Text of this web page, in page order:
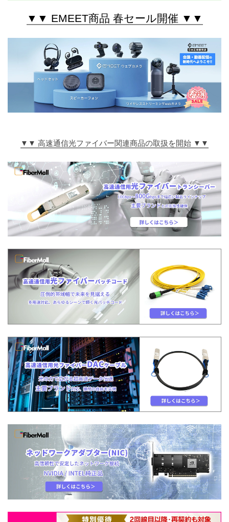
▼▼ EMEET商品 春セール開催 ▼▼
▼▼ 高速通信光ファイバー関連商品の取扱を開始 ▼▼